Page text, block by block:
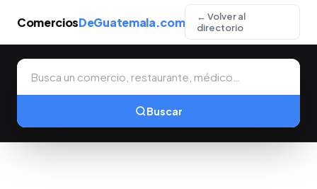
ComerciosDeGuatemala.com
← Volver al
directorio
Buscar